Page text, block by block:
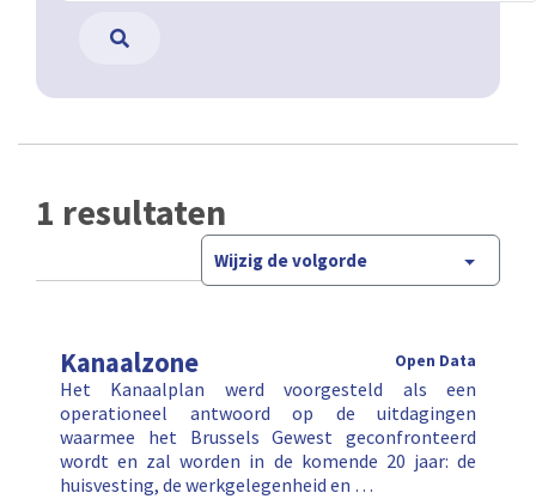
1 resultaten
Wijzig de volgorde
Kanaalzone Open Data
Het Kanaalplan werd voorgesteld als een
operationeel antwoord op de uitdagingen
waarmee het Brussels Gewest geconfronteerd
wordt en zal worden in de komende 20 jaar: de
huisvesting, de werkgelegenheid en …